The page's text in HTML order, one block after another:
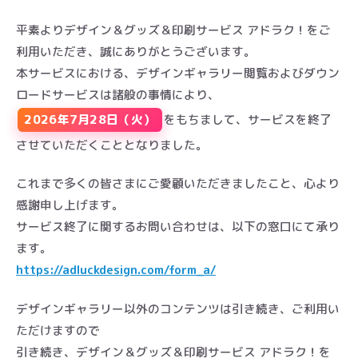
平素よりデザイン＆グッズ＆印刷サービス アドラク！をご
利用いただき、誠にありがとうございます。
本サービスにおける、デザインギャラリー閲覧およびダウン
ロードサービスは諸般の事情により、
2026年7月28日（火）
をもちまして、サービスを終了
させていただくこととなりました。
これまで多くの皆さまにご愛顧いただきましたこと、心より
感謝申し上げます。
サービス終了に関するお問い合わせは、以下の窓口にて承り
ます。
https://adluckdesign.com/form_a/
デザインギャラリー以外のコンテンツは引き続き、ご利用い
ただけますので
引き続き、デザイン＆グッズ＆印刷サービス アドラク！を